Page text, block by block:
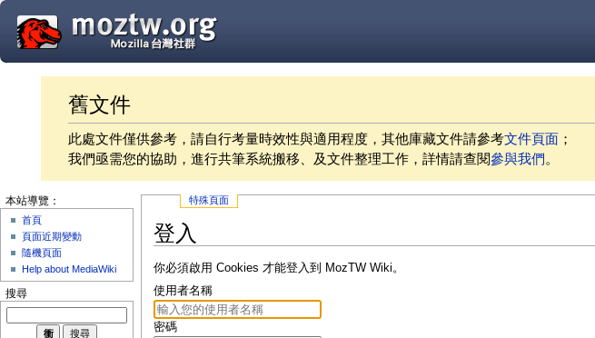
舊文件
此處文件僅供參考，請自行考量時效性與適用程度，其他庫藏文件請參考文件頁面 ；
我們亟需您的協助，進行共筆系統搬移、及文件整理工作，詳情請查閱參與我們。
特殊頁面
登入
你必須啟用 Cookies 才能登入到 MozTW Wiki。
使用者名稱
密碼
本站導覽：
首頁
頁面近期變動
隨機頁面
Help about MediaWiki
搜尋